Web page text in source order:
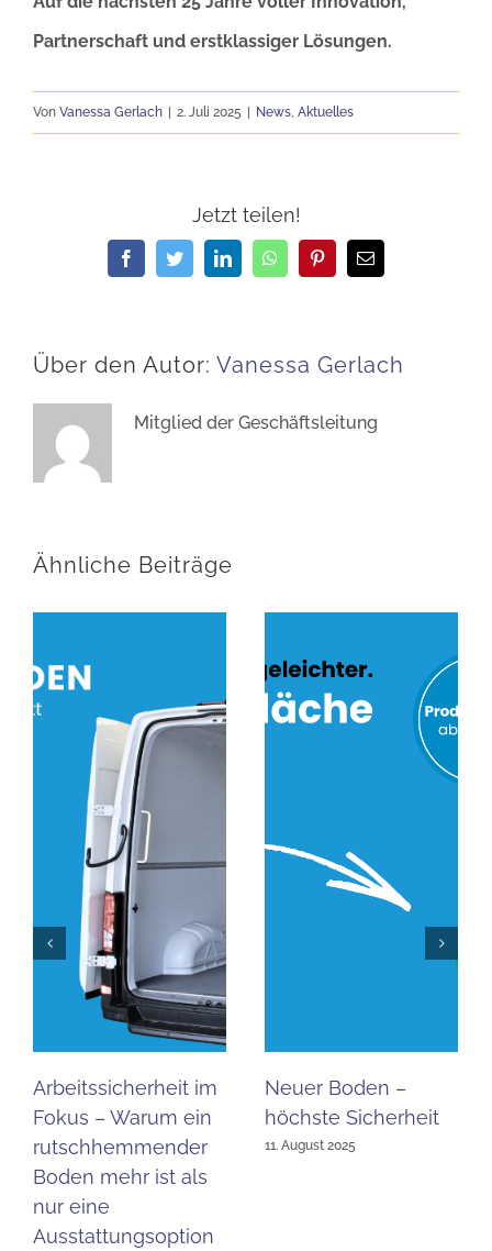
Partnerschaft und erstklassiger Lösungen.
Von Vanessa Gerlach 2. Juli 2025 News, Aktuelles
Jetzt teilen!
FacebookTwitterLinkedInWhatsAppPinterestE-
Mail
Über den Autor: Vanessa Gerlach
Mitglied der Geschäftsleitung
Ähnliche Beiträge
Arbeitssicherheit im
Fokus – Warum ein
rutschhemmender
Boden mehr ist als
nur eine
Ausstattungsoption
Neuer Boden –
höchste Sicherheit
11. August 2025